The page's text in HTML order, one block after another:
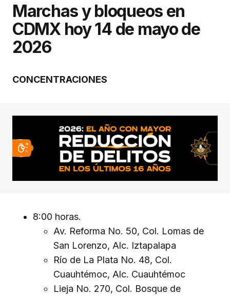
Marchas y bloqueos en
CDMX hoy 14 de mayo de
2026
CONCENTRACIONES
8:00 horas.
Av. Reforma No. 50, Col. Lomas de
San Lorenzo, Alc. Iztapalapa
Río de La Plata No. 48, Col.
Cuauhtémoc, Alc. Cuauhtémoc
Lieja No. 270, Col. Bosque de